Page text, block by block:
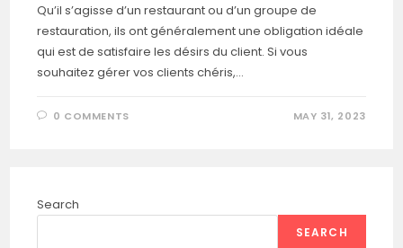
Qu’il s’agisse d’un restaurant ou d’un groupe de
restauration, ils ont généralement une obligation idéale
qui est de satisfaire les désirs du client. Si vous
souhaitez gérer vos clients chéris,…
0 COMMENTS MAY 31, 2023
Search
SEARCH